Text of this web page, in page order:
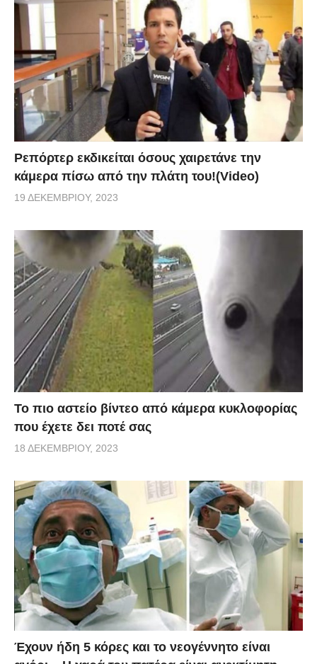
Ρεπόρτερ εκδικείται όσους χαιρετάνε την
κάμερα πίσω από την πλάτη του!(Video)
19 ΔΕΚΕΜΒΡΊΟΥ, 2023
Το πιο αστείο βίντεο από κάμερα κυκλοφορίας
που έχετε δει ποτέ σας
18 ΔΕΚΕΜΒΡΊΟΥ, 2023
Έχουν ήδη 5 κόρες και το νεογέννητο είναι